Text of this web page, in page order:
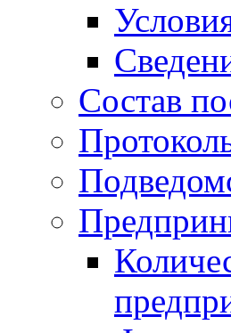
Состав